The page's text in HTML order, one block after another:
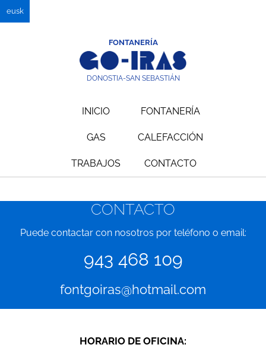
eusk
FONTANERÍA
DONOSTIA-SAN SEBASTIÁN
INICIO FONTANERÍA
GAS CALEFACCIÓN
TRABAJOS CONTACTO
CONTACTO
Puede contactar con nosotros por teléfono o email:
943 468 109
fontgoiras@hotmail.com
HORARIO DE OFICINA: